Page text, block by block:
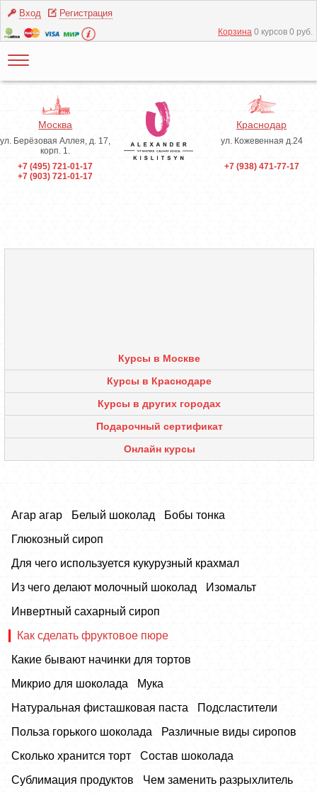
Вход Регистрация
Корзина 0 курсов 0 руб.
Москва
ул. Берёзовая Аллея, д. 17,
корп. 1.
+7 (495) 721-01-17
+7 (903) 721-01-17
Краснодар
ул. Кожевенная д.24
+7 (938) 471-77-17
Курсы в Москве
Курсы в Краснодаре
Курсы в других городах
Подарочный сертификат
Онлайн курсы
Агар агар Белый шоколад
Бобы тонка
Глюкозный сироп
Для чего используется кукурузный крахмал
Из чего делают молочный шоколад
Изомальт
Инвертный сахарный сироп
Как сделать фруктовое пюре
Какие бывают начинки для тортов
Микрио для шоколада
Мука
Натуральная фисташковая паста
Подсластители
Польза горького шоколада
Различные виды сиропов
Сколько хранится торт
Состав шоколада
Сублимация продуктов
Чем заменить разрыхлитель